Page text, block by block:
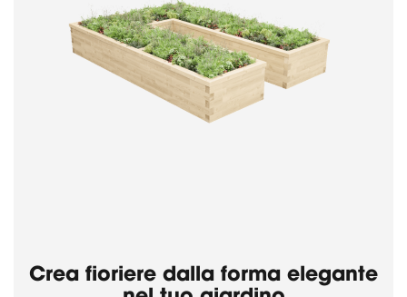
Crea fioriere dalla forma elegante